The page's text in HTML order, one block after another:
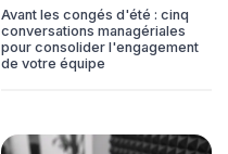
Avant les congés d'été : cinq
conversations managériales
pour consolider l'engagement
de votre équipe